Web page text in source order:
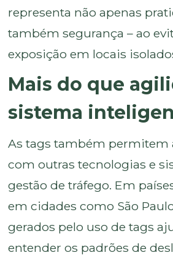
representa não apenas
também segurança – ao
exposição em locais
Mais do que
sistema
As tags também permitem
com outras tecnologias e
gestão de tráfego. Em
em cidades como São
gerados pelo uso de tags
entender os padrões de